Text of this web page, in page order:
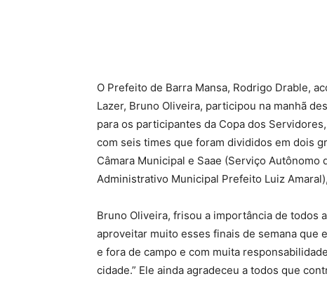
O Prefeito de Barra Mansa, Rodrigo Drable,
Lazer, Bruno Oliveira, participou na manhã
para os participantes da Copa dos
com seis times que foram divididos em dois
Câmara Municipal e Saae (Serviço Autônomo
Administrativo Municipal Prefeito Luiz
Bruno Oliveira, frisou a importância de todos
aproveitar muito esses finais de semana
e fora de campo e com muita
cidade.” Ele ainda agradeceu a todos que